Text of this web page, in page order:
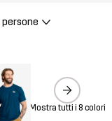
persone
Mostra tutti i 8 colori